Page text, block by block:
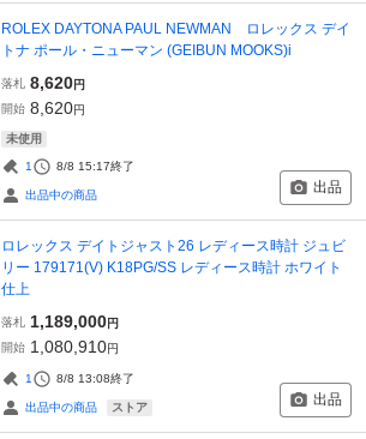
ROLEX DAYTONA PAUL NEWMAN ロレックス デイ
トナ ポール・ニューマン (GEIBUN MOOKS)i
落札 8,620円
開始 8,620円
未使用
1 8/8 15:17終了
出品中の商品 出品
ロレックス デイトジャスト26 レディース時計 ジュビ
リー 179171(V) K18PG/SS レディース時計 ホワイト
仕上
落札 1,189,000円
開始 1,080,910円
1 8/8 13:08終了
出品中の商品 ストア 出品